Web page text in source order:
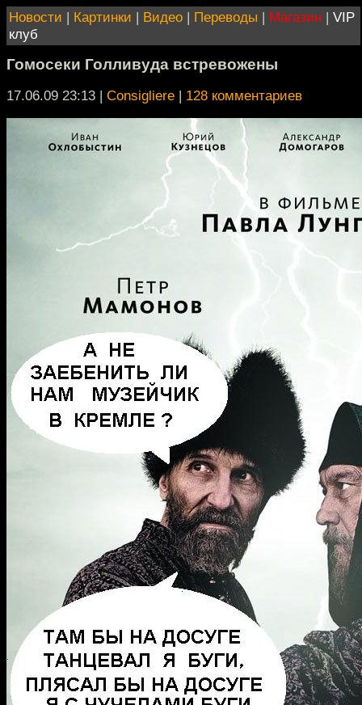
Новости | Картинки | Видео | Переводы | Магазин | VIP
клуб
Гомосеки Голливуда встревожены
17.06.09 23:13 | Consigliere | 128 комментариев